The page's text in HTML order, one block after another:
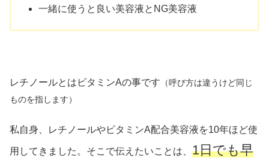
一緒に使うと良い美容液とNG美容液
レチノールとはビタミンAの事です （呼び方は違うけど同じ
ものを指します）
私自身、レチノールやビタミンA配合美容液を10年ほど使
用してきました。そこで伝えたいことは、 1日でも早